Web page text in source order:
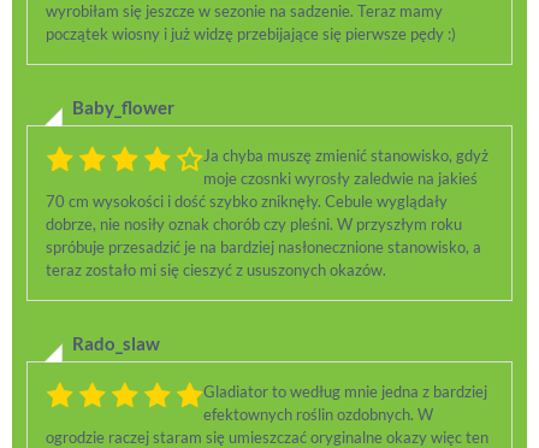
wyrobiłam się jeszcze w sezonie na sadzenie. Teraz mamy
początek wiosny i już widzę przebijające się pierwsze pędy :)
Baby_flower
Ja chyba muszę zmienić stanowisko, gdyż
moje czosnki wyrosły zaledwie na jakieś
70 cm wysokości i dość szybko zniknęły. Cebule wyglądały
dobrze, nie nosiły oznak chorób czy pleśni. W przyszłym roku
spróbuje przesadzić je na bardziej nasłonecznione stanowisko, a
teraz zostało mi się cieszyć z ususzonych okazów.
Rado_slaw
Gladiator to według mnie jedna z bardziej
efektownych roślin ozdobnych. W
ogrodzie raczej staram się umieszczać oryginalne okazy więc ten